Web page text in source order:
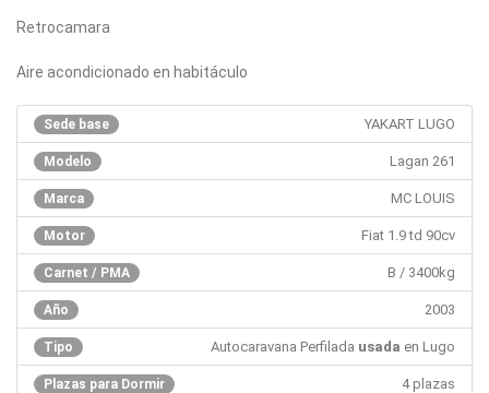
Retrocamara
Aire acondicionado en habitáculo
Sede base YAKART LUGO
Modelo Lagan 261
Marca MC LOUIS
Motor Fiat 1.9 td 90cv
Carnet / PMA B / 3400kg
Año 2003
Tipo Autocaravana Perfilada usada en Lugo
Plazas para Dormir 4 plazas